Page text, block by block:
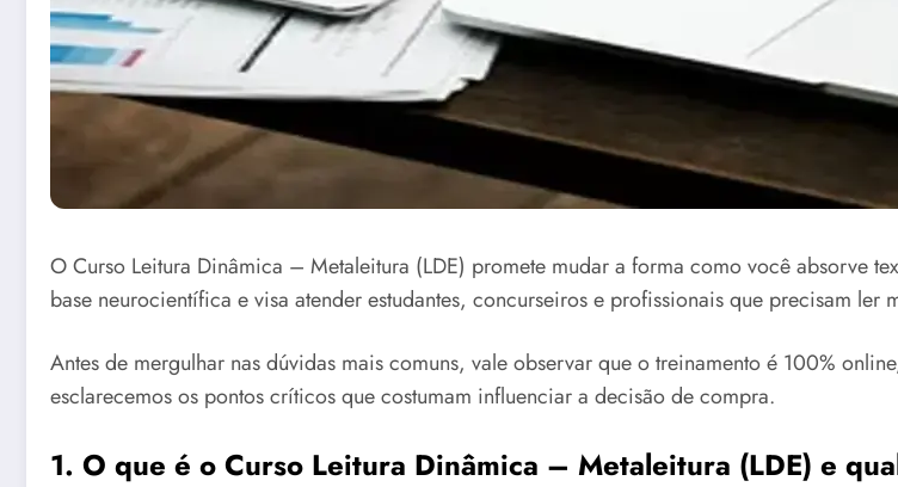
O Curso Leitura Dinâmica – Metaleitura (LDE) promete mudar a forma como você absorve
base neurocientífica e visa atender estudantes, concurseiros e profissionais que precisam ler
Antes de mergulhar nas dúvidas mais comuns, vale observar que o treinamento é 100%
esclarecemos os pontos críticos que costumam influenciar a decisão de compra.
1. O que é o Curso Leitura Dinâmica – Metaleitura (LDE) e